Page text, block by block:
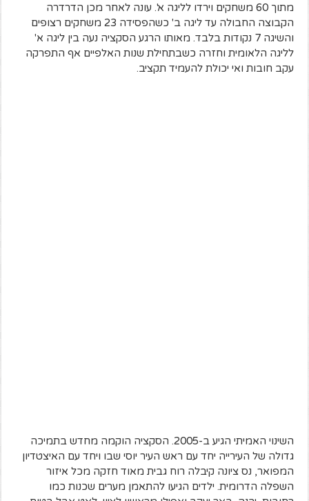
מתוך 60 משחקים וירדו לליגה א'. עונה לאחר מכן הדרדרה
הקבוצה החבולה עד ליגה ב' כשהפסידה 23 משחקים רצופים
והשיגה 7 נקודות בלבד. מאותו הרגע הסקציה נעה בין ליגה א'
לליגה הלאומית וחזרה כשבתחילת שנות האלפיים אף התפרקה
עקב חובות ואי יכולת להעמיד תקציב.
השינוי האמיתי הגיע ב-2005. הסקציה הוקמה מחדש בתמיכה
גדולה של העירייה יחד עם ראש העיר יוסי שבו ויחד עם האיצטדיון
המפואר, נס ציונה קיבלה רוח גבית מאוד חזקה מכל איזור
השפלה הדרומית. ילדים הגיעו להתאמן מערים שכנות כמו